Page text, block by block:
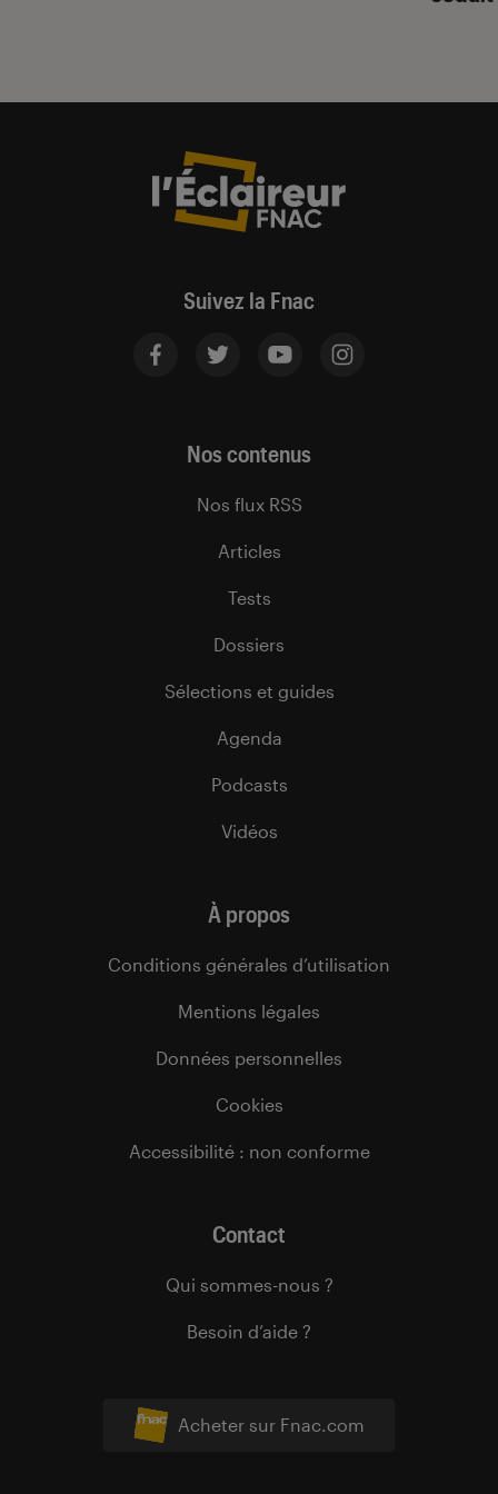
Suivez la Fnac
Acheter sur Fnac.com
Nos contenus
Nos flux RSS
Articles
Tests
Dossiers
Sélections et guides
Agenda
Podcasts
Vidéos
À propos
Conditions générales d’utilisation
Mentions légales
Données personnelles
Cookies
Accessibilité : non conforme
Contact
Qui sommes-nous ?
Besoin d’aide ?